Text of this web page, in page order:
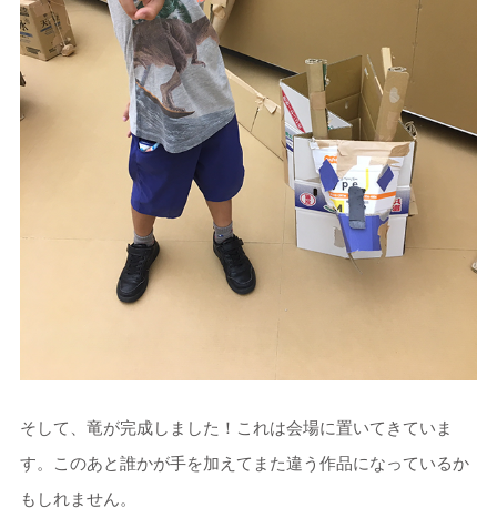
そして、竜が完成しました！これは会場に置いてきていま
す。このあと誰かが手を加えてまた違う作品になっているか
もしれません。